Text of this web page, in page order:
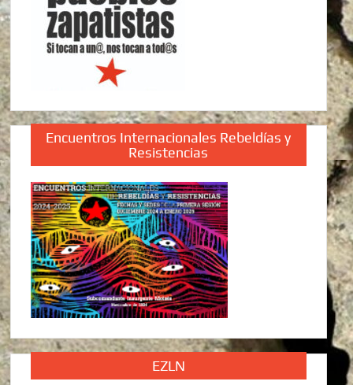
Encuentros Internacionales Rebeldías y
Resistencias
EZLN